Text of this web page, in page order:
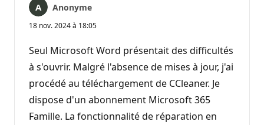
Anonyme
18 nov. 2024 à 18:05
Seul Microsoft Word présentait des difficultés
à s'ouvrir. Malgré l'absence de mises à jour, j'ai
procédé au téléchargement de CCleaner. Je
dispose d'un abonnement Microsoft 365
Famille. La fonctionnalité de réparation en